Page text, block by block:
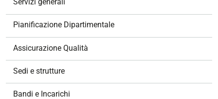
Pianificazione Dipartimentale
Assicurazione Qualità
Sedi e strutture
Bandi e Incarichi